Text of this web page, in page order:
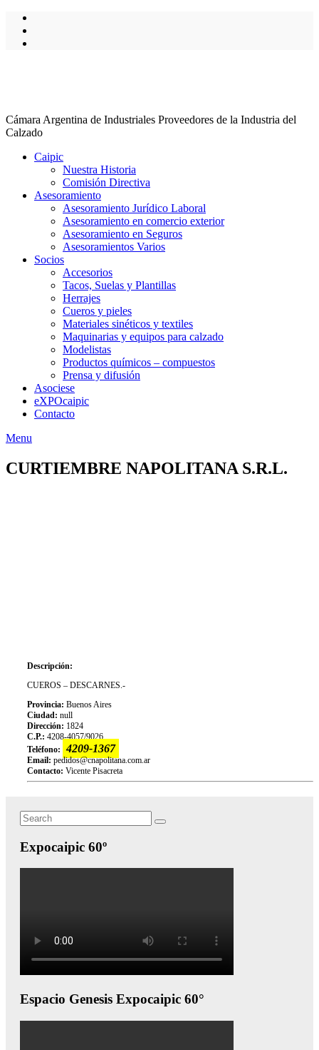
Cámara Argentina de Industriales Proveedores de la Industria del
Calzado
Caipic
Nuestra Historia
Comisión Directiva
Asesoramiento
Asesoramiento Jurídico Laboral
Asesoramiento en comercio exterior
Asesoramiento en Seguros
Asesoramientos Varios
Socios
Accesorios
Tacos, Suelas y Plantillas
Herrajes
Cueros y pieles
Materiales sinéticos y textiles
Maquinarias y equipos para calzado
Modelistas
Productos químicos – compuestos
Prensa y difusión
Asociese
eXPOcaipic
Contacto
Menu
CURTIEMBRE NAPOLITANA S.R.L.
Descripción:
CUEROS – DESCARNES.-
Provincia: Buenos Aires
Ciudad: null
Dirección: 1824
C.P.: 4208-4057/9026
Teléfono:
4209-1367
Email: pedidos@cnapolitana.com.ar
Contacto: Vicente Pisacreta
Search
for:
Search
Expocaipic 60º
Espacio Genesis Expocaipic 60°